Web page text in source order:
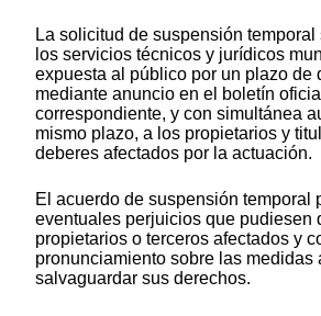
La solicitud de suspensión
los servicios técnicos y jurídicos
expuesta al público por un plazo de
mediante anuncio en el boletín
correspondiente, y con simultánea
mismo plazo, a los propietarios y
deberes afectados por la actuación.
El acuerdo de suspensión temporal
eventuales perjuicios que pudiesen
propietarios o terceros afectados y
pronunciamiento sobre las medidas
salvaguardar sus derechos.